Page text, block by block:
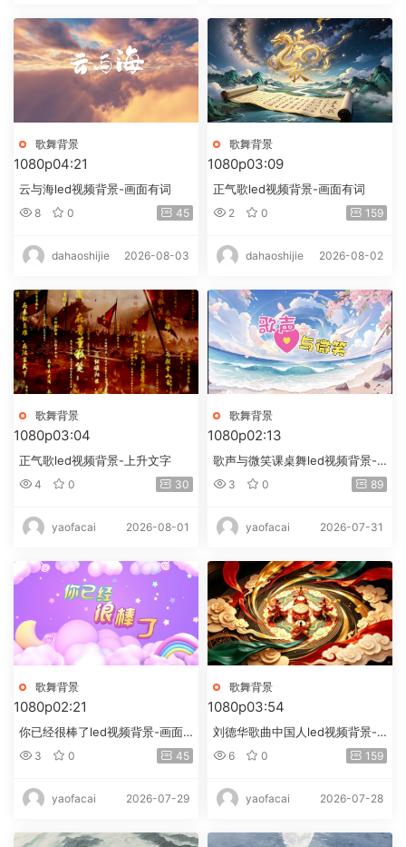
歌舞背景
1080p04:21
云与海led视频背景-画面有词
8 0 45
dahaoshijie 2026-08-03
歌舞背景
1080p03:09
正气歌led视频背景-画面有词
2 0 159
dahaoshijie 2026-08-02
歌舞背景
1080p03:04
正气歌led视频背景-上升文字
4 0 30
yaofacai 2026-08-01
歌舞背景
1080p02:13
歌声与微笑课桌舞led视频背景-
画面有词
3 0 89
yaofacai 2026-07-31
歌舞背景
1080p02:21
你已经很棒了led视频背景-画面
有词
3 0 45
yaofacai 2026-07-29
歌舞背景
1080p03:54
刘德华歌曲中国人led视频背景-
画面有词
6 0 159
yaofacai 2026-07-28